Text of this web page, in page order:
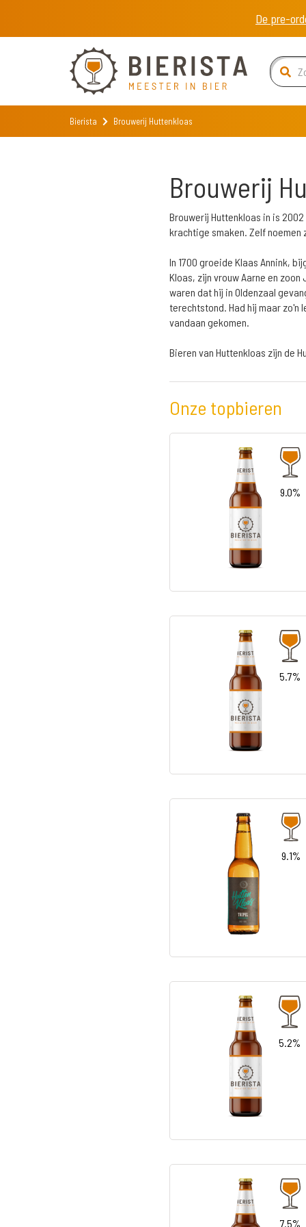
De pre-
Bierista Brouwerij Huttenkloas
Brouwerij
Brouwerij Huttenkloas in is
krachtige smaken. Zelf
In 1700 groeide Klaas Annink,
Kloas, zijn vrouw Aarne en
waren dat hij in Oldenzaal
terechtstond. Had hij maar zo'n
vandaan gekomen.
Bieren van Huttenkloas zijn de
Onze topbieren
9.0%
5.7%
9.1%
5.2%
7.5%